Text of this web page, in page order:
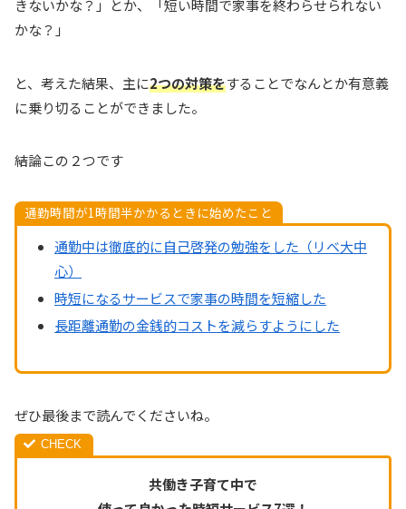
きないかな？」とか、「短い時間で家事を終わらせられない
かな？」
と、考えた結果、主に2つの対策をすることでなんとか有意義
に乗り切ることができました。
結論この２つです
通勤時間が1時間半かかるときに始めたこと
通勤中は徹底的に自己啓発の勉強をした（リベ大中
心）
時短になるサービスで家事の時間を短縮した
長距離通勤の金銭的コストを減らすようにした
ぜひ最後まで読んでくださいね。
共働き子育て中で